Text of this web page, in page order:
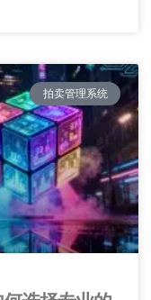
拍卖管理系统